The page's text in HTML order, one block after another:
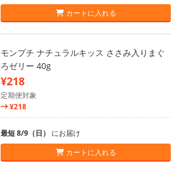
カートに入れる
モンプチ ナチュラルキッス ささみ入りまぐ
ろゼリー 40g
¥218
定期便対象
¥218
最短 8/9（日） にお届け
カートに入れる